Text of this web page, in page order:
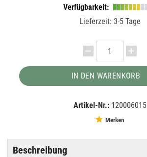
Verfügbarkeit:
Lieferzeit: 3-5 Tage
IN DEN WARENKORB
Artikel-Nr.: 120006015
Merken
Beschreibung